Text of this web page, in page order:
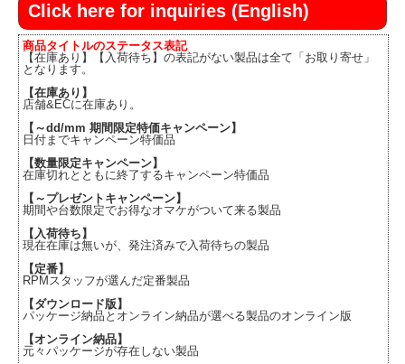
Click here for inquiries (English)
商品タイトルのステータス表記
【在庫あり】【入荷待ち】の表記がない製品は全て「お取り寄せ」
となります。
【在庫あり】
店舗&ECに在庫あり。
【～dd/mm 期間限定特価キャンペーン】
日付までキャンペーン特価品
【数量限定キャンペーン】
在庫切れとともに終了するキャンペーン特価品
【～プレゼントキャンペーン】
期間や台数限定でお得なオマケがついて来る製品
【入荷待ち】
現在在庫は無いが、発注済みで入荷待ちの製品
【定番】
RPMスタッフが選んだ定番製品
【ダウンロード版】
パッケージ納品とオンライン納品が選べる製品のオンライン版
【オンライン納品】
元々パッケージが存在しない製品